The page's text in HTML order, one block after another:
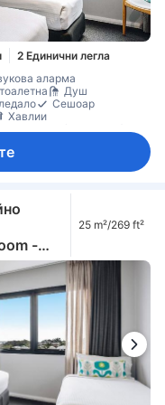
2 Единични легла
аларма
Душ
Сешоар
Хавлии
достъп (безплатен)
Спално бельо
за кафе/чай
Килими
Стойка за дрехи
(при запитване)
Сейф в стаята
-
25 m²/269 ft²